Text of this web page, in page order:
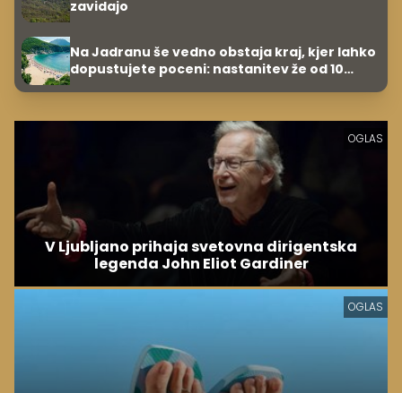
zavidajo
Na Jadranu še vedno obstaja kraj, kjer lahko
dopustujete poceni: nastanitev že od 10
OGLAS
V Ljubljano prihaja svetovna dirigentska
legenda John Eliot Gardiner
OGLAS